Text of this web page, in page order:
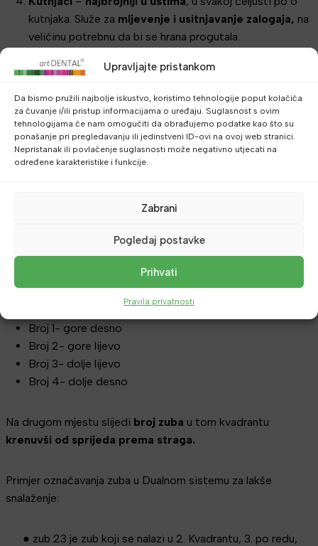
Upravljajte pristankom
Da bismo pružili najbolje iskustvo, koristimo tehnologije poput kolačića
za čuvanje i/ili pristup informacijama o uređaju. Suglasnost s ovim
tehnologijama će nam omogućiti da obrađujemo podatke kao što su
ponašanje pri pregledavanju ili jedinstveni ID-ovi na ovoj web stranici.
Nepristanak ili povlačenje suglasnosti može negativno utjecati na
određene karakteristike i funkcije.
Prihvati
Zabrani
Pogledaj postavke
Pravila privatnosti
kutnjaka. Služe za mljevenje i usitnjavanje zalogaja, na
veličinu potrebnu da bi se hrana progutala.
Zube, osim po funkciji, možemo podijeliti i
zubnom luku.
Jedan od sistema obilježavanja zuba kojim se koristimo da
bi olakšali snalaženje i vođenje evidencije je tzv.Dualni
zubi po brojevima, umjesto
Na prvom mjestu se upisuje broj kvadranta:
Broj 1- gore desno
Broj 2- gore lijevo
Broj 3- dolje lijevo
Broj 4- dolje desno
Na drugom mjestu slijedi broj zuba u tom kvadrantu
krenuvši od sprijeda prema straga.
Primjer označavanja zuba u Dualnom sistemu za lakše
snalaženje:
● zub 23 je zub koji se nalazi u 2. Kvadrantu, 3. po redu,